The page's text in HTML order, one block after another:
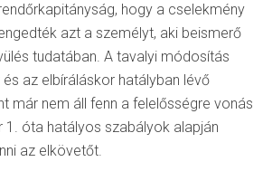
hogy a cselekmény
azt a személyt, aki beismerő
tudatában. A tavalyi módosítás
az elbíráláskor hatályban lévő
már nem áll fenn a felelősségre vonás
1. óta hatályos szabályok alapján
az elkövetőt.